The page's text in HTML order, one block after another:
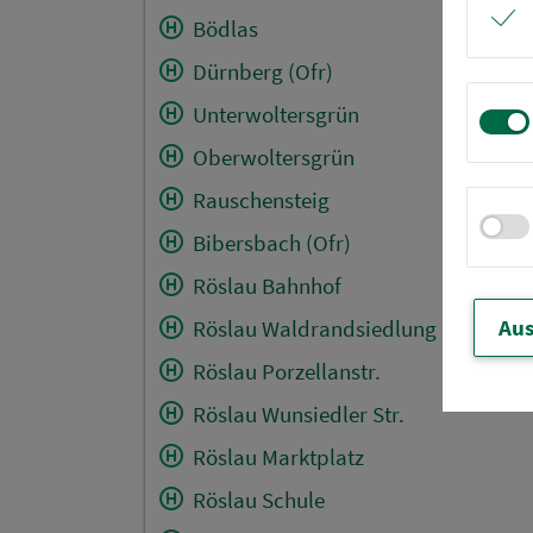
Bödlas
Dürnberg (Ofr)
Unterwoltersgrün
Oberwoltersgrün
Rauschensteig
Bibersbach (Ofr)
Röslau Bahnhof
Röslau Waldrandsiedlung
Röslau Porzellanstr.
Röslau Wunsiedler Str.
Röslau Marktplatz
Röslau Schule